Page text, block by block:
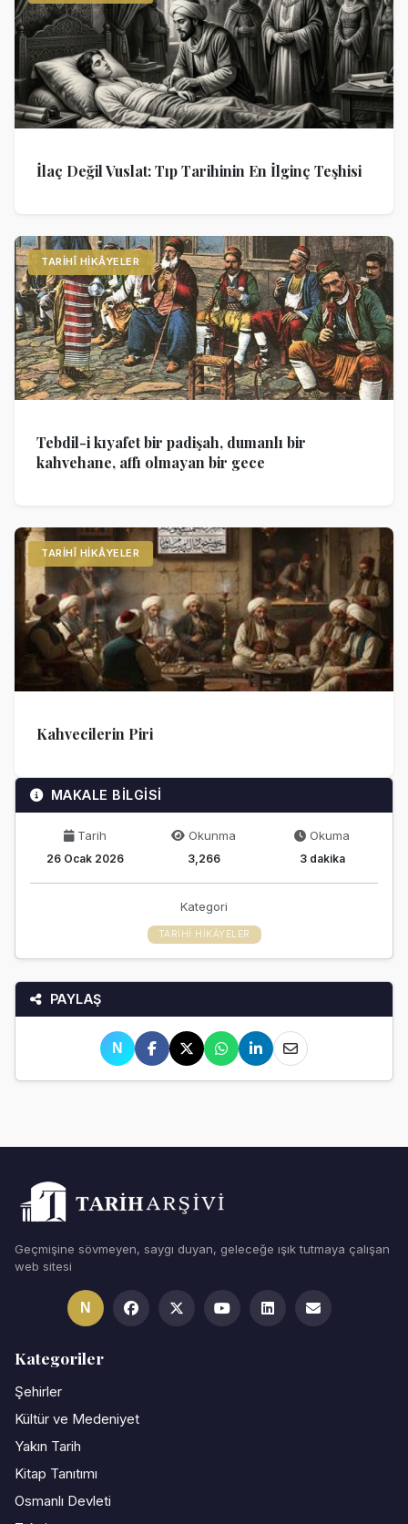
İlaç Değil Vuslat: Tıp Tarihinin En İlginç Teşhisi
TARIHÎ HIKÂYELER
Tebdil-i kıyafet bir padişah, dumanlı bir
kahvehane, affı olmayan bir gece
TARIHÎ HIKÂYELER
Kahvecilerin Piri
MAKALE BİLGİSİ
Tarih
26 Ocak 2026
Okunma
3,266
Okuma
3 dakika
Kategori
TARIHÎ HIKÂYELER
PAYLAŞ
N
Geçmişine sövmeyen, saygı duyan, geleceğe ışık tutmaya çalışan
web sitesi
N
Kategoriler
Şehirler
Kültür ve Medeniyet
Yakın Tarih
Kitap Tanıtımı
Osmanlı Devleti